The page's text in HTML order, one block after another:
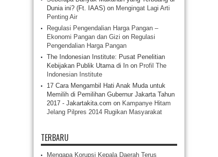
Dunia ini? (Ft. IAAS) on Mengingat Lagi Arti
Penting Air
Regulasi Pengendalian Harga Pangan –
Ekonomi Pangan dan Gizi on Regulasi
Pengendalian Harga Pangan
The Indonesian Institute: Pusat Penelitian
Kebijakan Publik Utama di In on Profil The
Indonesian Institute
17 Cara Mengambil Hati Anak Muda untuk
Memilih di Pemilihan Gubernur Jakarta Tahun
2017 - Jakartakita.com on Kampanye Hitam
Jelang Pilpres 2014 Rugikan Masyarakat
TERBARU
Mengapa Korupsi Kepala Daerah Terus